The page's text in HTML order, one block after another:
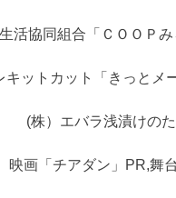
生活協同組合「ＣＯＯＰみ
キットカット「きっとメ
(株）エバラ浅漬けの
映画「チアダン」PR,舞